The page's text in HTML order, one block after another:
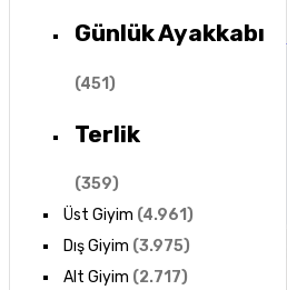
Günlük Ayakkabı
(451)
Terlik
(359)
Üst Giyim (4.961)
Dış Giyim (3.975)
Alt Giyim (2.717)